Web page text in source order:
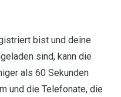
bist und deine
sind, kann die
als 60 Sekunden
und die Telefonate, die